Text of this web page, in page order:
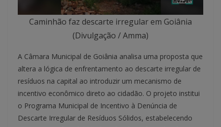
Caminhão faz descarte irregular em Goiânia
(Divulgação / Amma)
A Câmara Municipal de Goiânia analisa uma proposta que
altera a lógica de enfrentamento ao descarte irregular de
resíduos na capital ao introduzir um mecanismo de
incentivo econômico direto ao cidadão. O projeto institui
o Programa Municipal de Incentivo à Denúncia de
Descarte Irregular de Resíduos Sólidos, estabelecendo